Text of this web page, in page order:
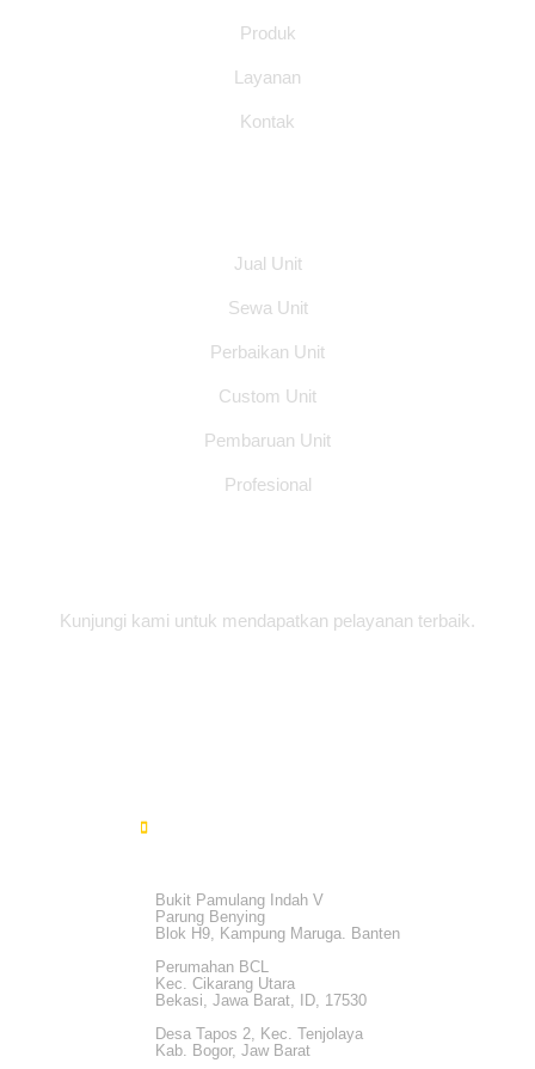
Produk
Layanan
Kontak
Jual Unit
Sewa Unit
Perbaikan Unit
Custom Unit
Pembaruan Unit
Profesional
Kunjungi kami untuk mendapatkan pelayanan terbaik.
Bukit Pamulang Indah V
Parung Benying
Blok H9, Kampung Maruga. Banten
Perumahan BCL
Kec. Cikarang Utara
Bekasi, Jawa Barat, ID, 17530
Desa Tapos 2, Kec. Tenjolaya
Kab. Bogor, Jaw Barat